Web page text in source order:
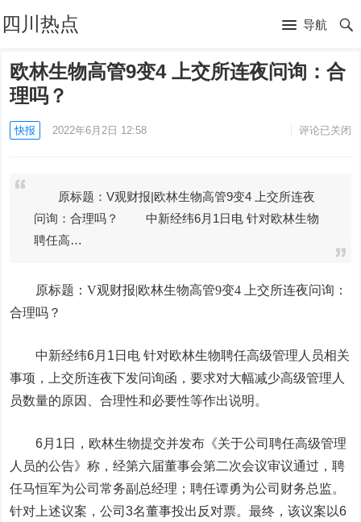
四川热点 导航
欧林生物高管9变4 上交所连夜问询：合
理吗？
快报 2022年6月2日 12:58 评论已关闭
原标题：V观财报|欧林生物高管9变4 上交所连夜
问询：合理吗？ 中新经纬6月1日电 针对欧林生物
聘任高…
原标题：V观财报|欧林生物高管9变4 上交所连夜问询：
合理吗？
中新经纬6月1日电 针对欧林生物聘任高级管理人员相关
事项，上交所连夜下发问询函，要求对大幅减少高级管理人
员数量的原因、合理性和必要性等作出说明。
6月1日，欧林生物提交并发布《关于公司聘任高级管理
人员的公告》称，经第六届董事会第二次会议审议通过，聘
任马恒军为公司常务副总经理；聘任谭勇为公司财务总监。
针对上述议案，公司3名董事投出反对票。最终，该议案以6